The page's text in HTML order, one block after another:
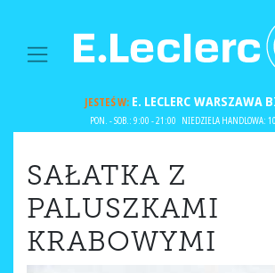
MAIN NAVIGATION
JESTEŚ W:E. LECLERC WARSZAWA
PON. - SOB.: 9:00 - 21:00 NIEDZIELA HANDLOWA:
SAŁATKA Z
PALUSZKAMI
KRABOWYMI